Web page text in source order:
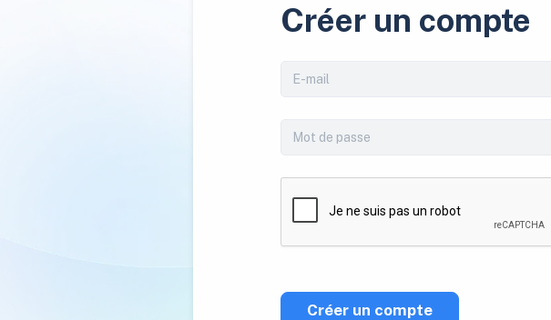
Créer un compte
Créer un compte